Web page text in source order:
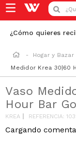
¿Que
¿Cómo quieres
Hogar y Bazar
Medidor Krea 30|60
Vaso
Hour Bar
KREA REFERENCIA:
Cargando